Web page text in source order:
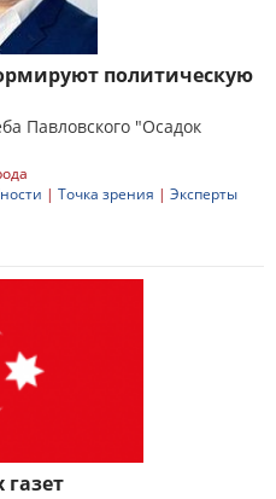
политическую
Павловского "Осадок
| Точка зрения | Эксперты